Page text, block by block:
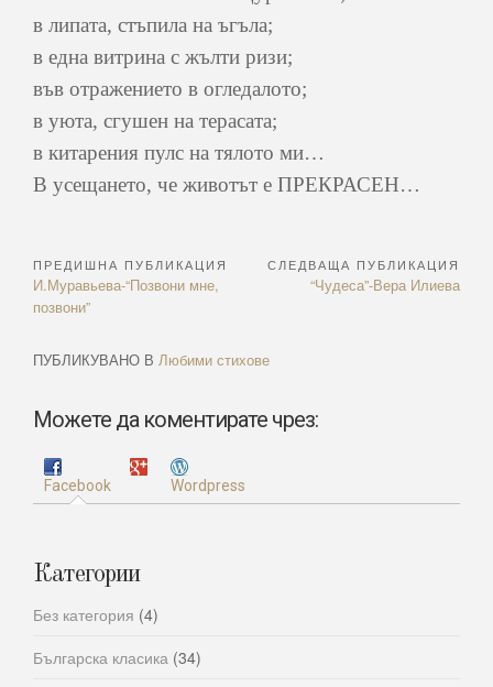
в липата, стъпила на ъгъла;
в една витрина с жълти ризи;
във отражението в огледалото;
в уюта, сгушен на терасата;
в китарения пулс на тялото ми…
В усещането, че животът е ПРЕКРАСЕН…
Навигация
ПРЕДИШНА ПУБЛИКАЦИЯ
Previous
Article:
И.Муравьева-“Позвони мне,
позвони”
СЛЕДВАЩА ПУБЛИКАЦИЯ
Next
“Чудеса”-Вера Илиева
ПУБЛИКУВАНО В Любими стихове
Можете да коментирате чрез:
Facebook Wordpress
Категории
Без категория (4)
Българска класика (34)